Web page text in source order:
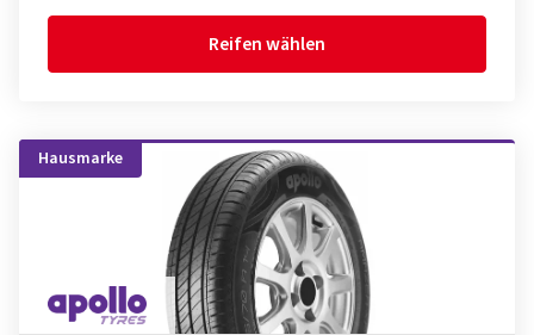
Reifen wählen
Hausmarke